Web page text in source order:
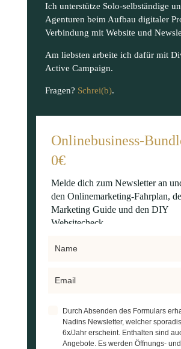
Ich unterstütze Solo-selbständige
Agenturen beim Aufbau digitaler
Verbindung mit Website und
Am liebsten arbeite ich dafür mit
Active Campaign.
Fragen? Schrei(b).
Onlinebusiness-
0€
Melde dich zum Newsletter an
den Onlinemarketing-Fahrplan,
Marketing Guide und den DIY
Websitecheck.
Durch Absenden des Formulars
Nadins Newsletter, welcher
6x/Jahr erscheint. Enthalten sind
Angebote. Es werden Öffnungs-